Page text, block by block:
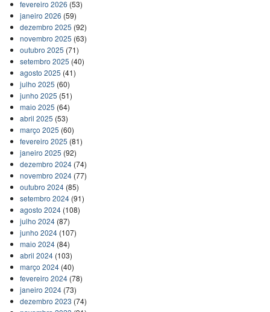
fevereiro 2026 (53)
janeiro 2026 (59)
dezembro 2025 (92)
novembro 2025 (63)
outubro 2025 (71)
setembro 2025 (40)
agosto 2025 (41)
julho 2025 (60)
junho 2025 (51)
maio 2025 (64)
abril 2025 (53)
março 2025 (60)
fevereiro 2025 (81)
janeiro 2025 (92)
dezembro 2024(74)
novembro 2024(77)
outubro 2024(85)
setembro 2024(91)
agosto 2024(108)
julho 2024(87)
junho 2024(107)
maio 2024(84)
abril 2024(103)
março 2024(40)
fevereiro 2024(78)
janeiro 2024(73)
dezembro 2023 (74)